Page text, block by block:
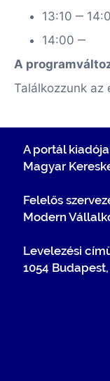
13:10 ‒
14:00 ‒
A
Találkozzunk az
A portál
Magyar
Felelős
Modern
Levelezési
1054